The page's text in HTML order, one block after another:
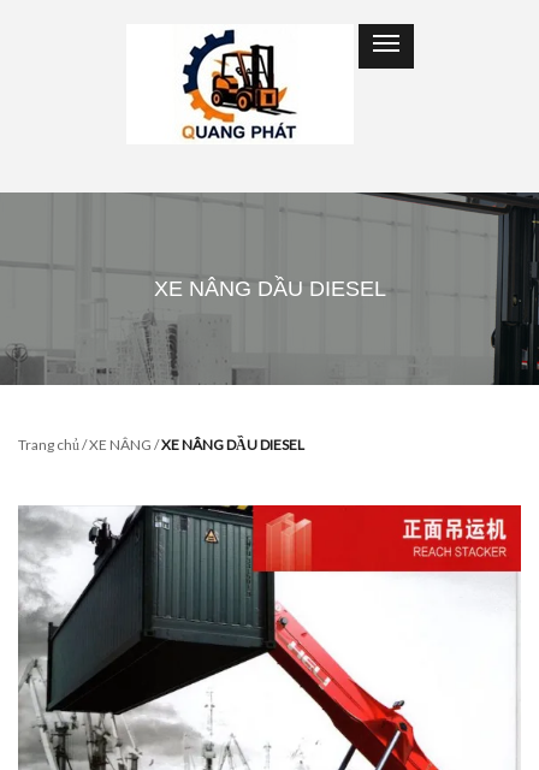
XE NÂNG DẦU DIESEL
Trang chủ/XE NÂNG /XE NÂNG DẦU DIESEL